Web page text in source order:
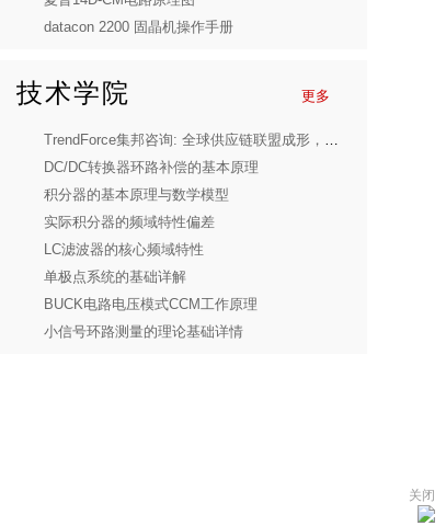
datacon 2200 固晶机操作手册
更多
技术学院
TrendForce集邦咨询: 全球供应链联盟成形，预估2030年Micro LED CPO光收发模块产值达8.48亿美元
DC/DC转换器环路补偿的基本原理
积分器的基本原理与数学模型
实际积分器的频域特性偏差
LC滤波器的核心频域特性
单极点系统的基础详解
BUCK电路电压模式CCM工作原理
小信号环路测量的理论基础详情
关闭